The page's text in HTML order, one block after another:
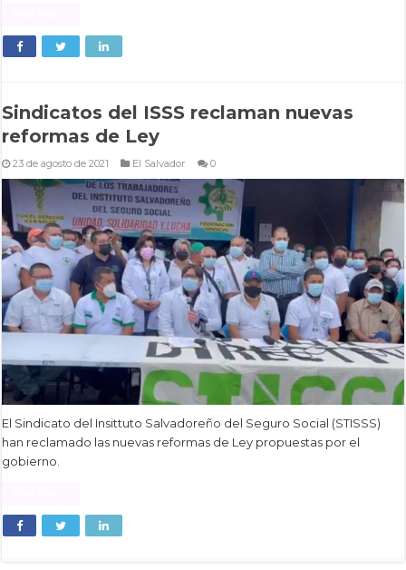
Sindicatos del ISSS reclaman nuevas
reformas de Ley
23 de agosto de 2021 El Salvador 0
El Sindicato del Insittuto Salvadoreño del Seguro Social (STISSS)
han reclamado las nuevas reformas de Ley propuestas por el
gobierno.